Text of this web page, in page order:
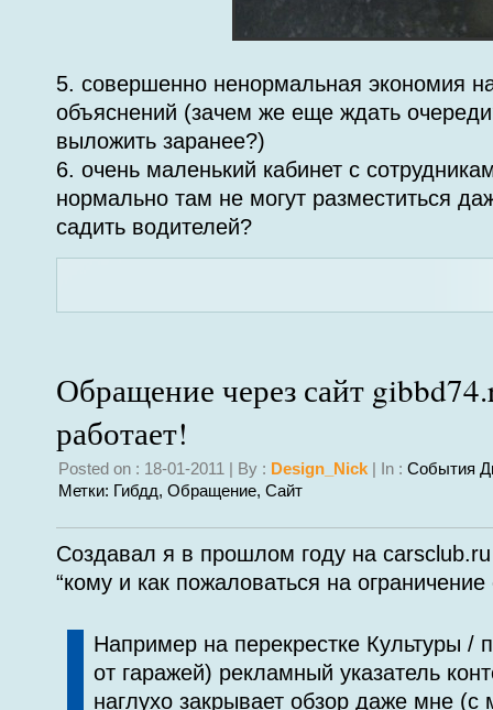
5. совершенно ненормальная экономия
объяснений (зачем же еще ждать
выложить заранее?)
6. очень маленький кабинет с
нормально там не могут разместиться
садить водителей?
Обращение через сайт
работает!
Posted on : 18-01-2011 | By : Design_Nick | In : События
Метки: Гибдд, Обращение, Сайт
Создавал я в прошлом году на
“кому и как пожаловаться на ограничение
Например на перекрестке Культуры /
от гаражей) рекламный указатель
наглухо закрывает обзор даже мне (с